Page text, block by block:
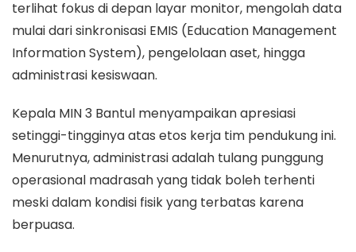
terlihat fokus di depan layar monitor, mengolah data
mulai dari sinkronisasi EMIS (Education Management
Information System), pengelolaan aset, hingga
administrasi kesiswaan.
Kepala MIN 3 Bantul menyampaikan apresiasi
setinggi-tingginya atas etos kerja tim pendukung ini.
Menurutnya, administrasi adalah tulang punggung
operasional madrasah yang tidak boleh terhenti
meski dalam kondisi fisik yang terbatas karena
berpuasa.